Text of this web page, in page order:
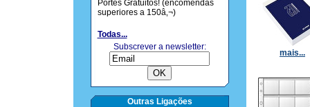
Portes Gratuitos! (encomendas
superiores a 150â‚¬)
Todas...
Subscrever a newsletter:
Outras Ligações
mais...